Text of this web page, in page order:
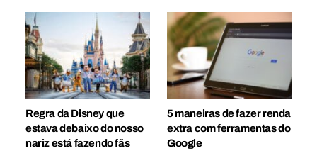
Regra da Disney que
estava debaixo do nosso
nariz está fazendo fãs
5 maneiras de fazer renda
extra com ferramentas do
Google